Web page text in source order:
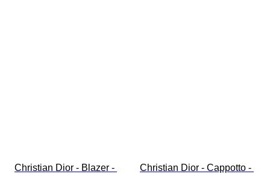
Christian Dior - Blazer -
Christian Dior - Cappotto -